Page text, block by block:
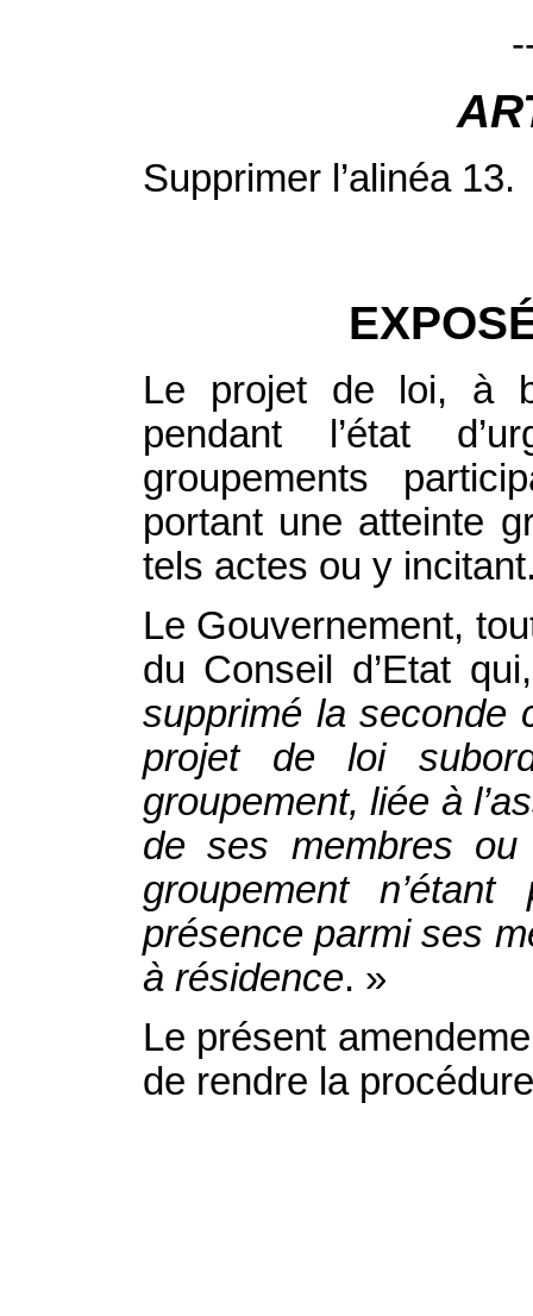
Supprimer l’alinéa 13.
Le projet de loi, à
pendant l’état
groupements
portant une atteinte
tels actes ou y
Le Gouvernement,
du Conseil d’Etat
supprimé la seconde
projet de loi
groupement, liée à
de ses membres
groupement
présence parmi ses
à résidence. »
Le présent
de rendre la